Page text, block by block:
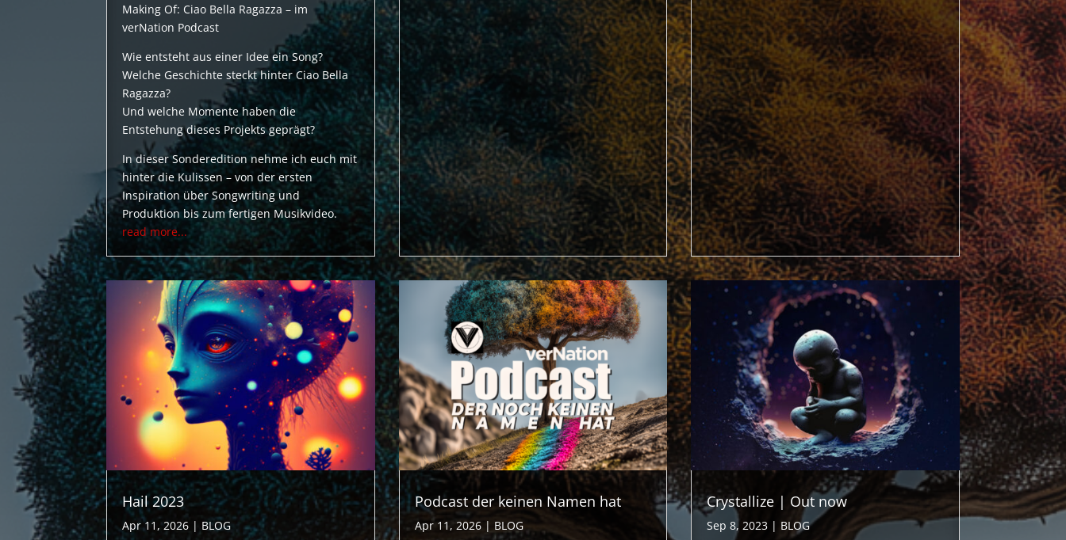
Making Of: Ciao Bella Ragazza – im
verNation Podcast
Wie entsteht aus einer Idee ein Song?
Welche Geschichte steckt hinter Ciao Bella
Ragazza?
Und welche Momente haben die
Entstehung dieses Projekts geprägt?
In dieser Sonderedition nehme ich euch mit
hinter die Kulissen – von der ersten
Inspiration über Songwriting und
Produktion bis zum fertigen Musikvideo.
read more...
Hail 2023
Apr 11, 2026 | BLOG
Podcast der keinen Namen hat
Apr 11, 2026| BLOG
Crystallize | Out now
Sep 8, 2023 | BLOG